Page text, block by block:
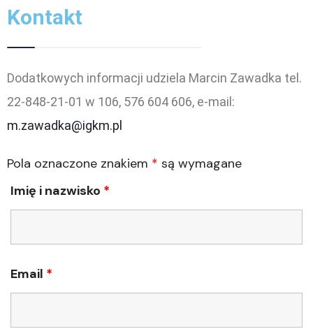
Kontakt
Dodatkowych informacji udziela Marcin Zawadka tel.
22-848-21-01 w 106, 576 604 606, e-mail:
m.zawadka@igkm.pl
Pola oznaczone znakiem * są wymagane
Imię i nazwisko *
Email *